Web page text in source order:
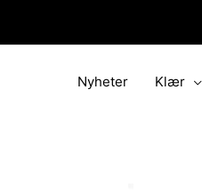
Nyheter Klær